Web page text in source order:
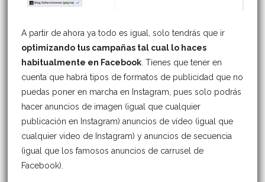
A partir de ahora ya todo es igual, solo tendrás que ir
optimizando tus campañas tal cual lo haces
habitualmente en Facebook. Tienes que tener en
cuenta que habrá tipos de formatos de publicidad que no
puedas poner en marcha en Instagram, pues solo podrás
hacer anuncios de imagen (igual que cualquier
publicación en Instagram) anuncios de vídeo (igual que
cualquier video de Instagram) y anuncios de secuencia
(igual que los famosos anuncios de carrusel de
Facebook).